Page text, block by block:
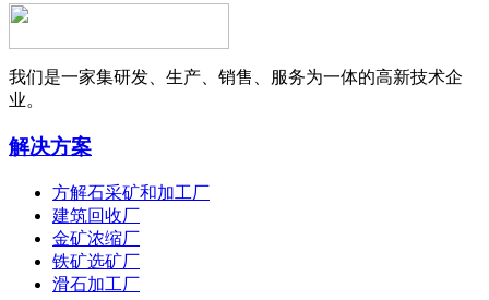
我们是一家集研发、生产、销售、服务为一体的高新技术企
业。
解决方案
方解石采矿和加工厂
建筑回收厂
金矿浓缩厂
铁矿选矿厂
滑石加工厂